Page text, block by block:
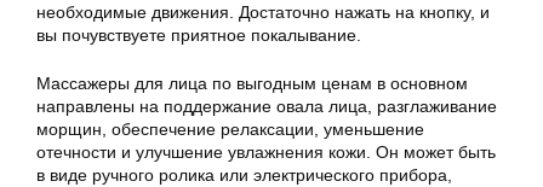
необходимые движения. Достаточно нажать на кнопку, и
вы почувствуете приятное покалывание.
Массажеры для лица по выгодным ценам в основном
направлены на поддержание овала лица, разглаживание
морщин, обеспечение релаксации, уменьшение
отечности и улучшение увлажнения кожи. Он может быть
в виде ручного ролика или электрического прибора,